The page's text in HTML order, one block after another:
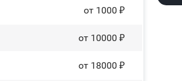
от 1000 ₽
от 10000 ₽
от 18000 ₽